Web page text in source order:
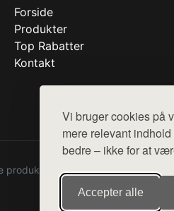
Vi bruger cookies på
mere relevant
bedre – ikke for at
Accepter alle
Forside
Produkter
Top Rabatter
Kontakt
fra diverse webshops.